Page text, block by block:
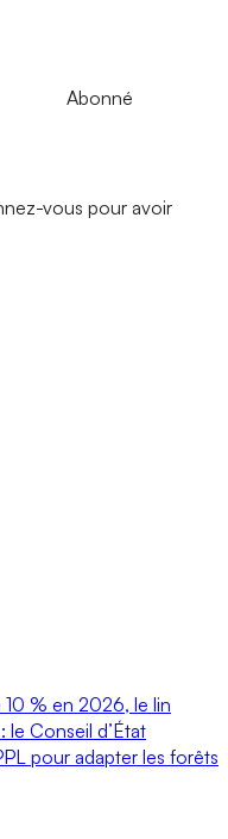
Abonné
vous pour avoir
10 % en 2026, le lin
le Conseil d’État
pour adapter les forêts